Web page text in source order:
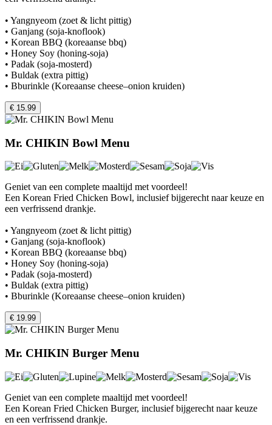
• Yangnyeom (zoet & licht pittig)
• Ganjang (soja-knoflook)
• Korean BBQ (koreaanse bbq)
• Honey Soy (honing-soja)
• Padak (soja-mosterd)
• Buldak (extra pittig)
• Bburinkle (Koreaanse cheese–onion kruiden)
€ 15.99
Mr. CHIKIN Bowl Menu
Geniet van een complete maaltijd met voordeel!
Een Korean Fried Chicken Bowl, inclusief bijgerecht naar keuze en
een verfrissend drankje.
• Yangnyeom (zoet & licht pittig)
• Ganjang (soja-knoflook)
• Korean BBQ (koreaanse bbq)
• Honey Soy (honing-soja)
• Padak (soja-mosterd)
• Buldak (extra pittig)
• Bburinkle (Koreaanse cheese–onion kruiden)
€ 19.99
Mr. CHIKIN Burger Menu
Geniet van een complete maaltijd met voordeel!
Een Korean Fried Chicken Burger, inclusief bijgerecht naar keuze
en een verfrissend drankje.